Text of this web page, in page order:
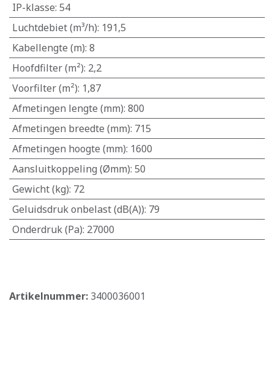
IP-klasse: 54
Luchtdebiet (m³/h): 191,5
Kabellengte (m): 8
Hoofdfilter (m²): 2,2
Voorfilter (m²): 1,87
Afmetingen lengte (mm): 800
Afmetingen breedte (mm): 715
Afmetingen hoogte (mm): 1600
Aansluitkoppeling (Ømm): 50
Gewicht (kg): 72
Geluidsdruk onbelast (dB(A)): 79
Onderdruk (Pa): 27000
Artikelnummer: 3400036001